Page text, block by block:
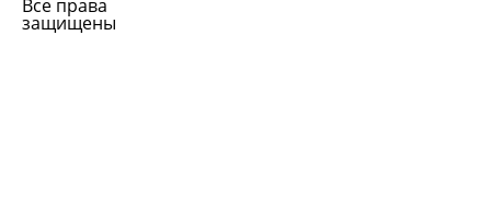
Все права
защищены